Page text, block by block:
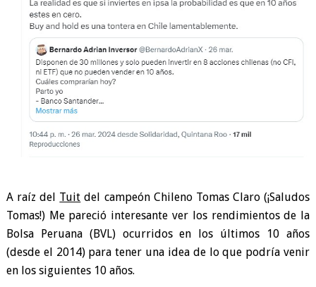
A raíz del Tuit del campeón Chileno Tomas Claro (¡Saludos
Tomas!) Me pareció interesante ver los rendimientos de la
Bolsa Peruana (BVL) ocurridos en los últimos 10 años
(desde el 2014) para tener una idea de lo que podría venir
en los siguientes 10 años.